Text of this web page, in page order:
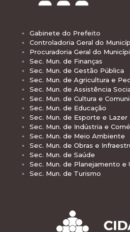
Gabinete do Prefeito
Controladoria Geral do
Procuradoria Geral do
Sec. Mun. de Finanças
Sec. Mun. de Gestão Pública
Sec. Mun. de Agricultura e
Sec. Mun. de Assistência
Sec. Mun. de Cultura e
Sec. Mun. de Educação
Sec. Mun. de Esporte e Lazer
Sec. Mun. de Indústria e
Sec. Mun. de Meio Ambiente
Sec. Mun. de Obras e
Sec. Mun. de Saúde
Sec. Mun. de Planejamento e
Sec. Mun. de Turismo